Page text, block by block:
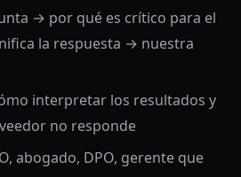
→ por qué es crítico para el
la respuesta → nuestra
interpretar los resultados y
no responde
abogado, DPO, gerente que